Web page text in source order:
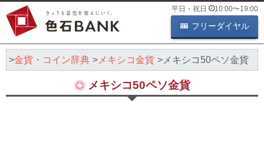
平日・祝日 10:00〜19:00
フリーダイヤル
金貨・コイン辞典 メキシコ金貨 メキシコ50ペソ金貨
メキシコ50ペソ金貨